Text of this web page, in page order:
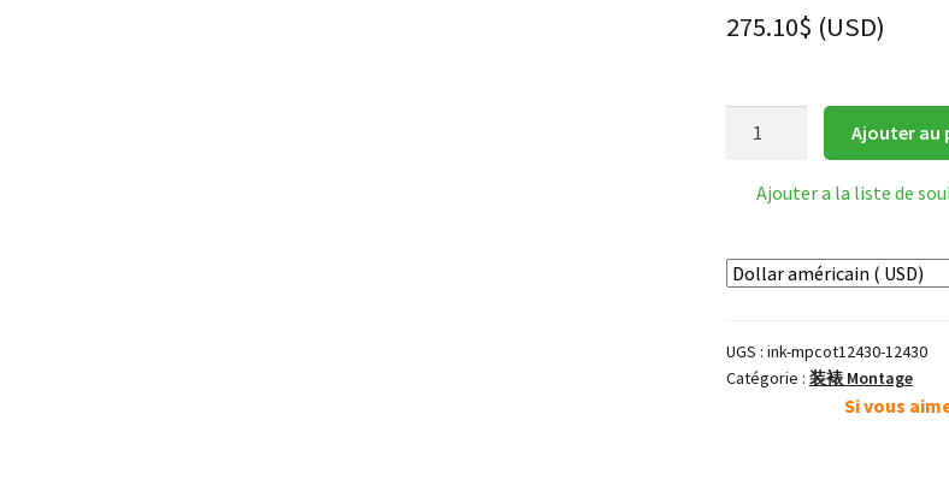
275.10$ (USD)
Ajouter au
Ajouter a la liste de
UGS : ink-mpcot12430-12430
Catégorie : 装裱 Montage
Si vous